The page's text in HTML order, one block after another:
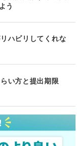
う
ハビリしてくれな
い方と提出期限